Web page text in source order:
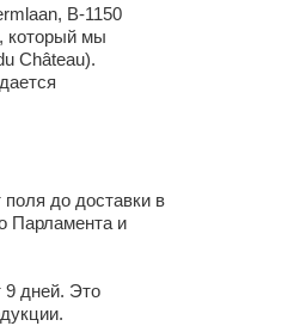
B-1150
который мы
Château).
до доставки в
Парламента и
9 дней. Это